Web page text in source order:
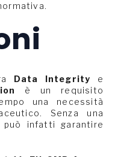
Data Integrity e
è un requisito
una necessità
Senza una
può infatti garantire